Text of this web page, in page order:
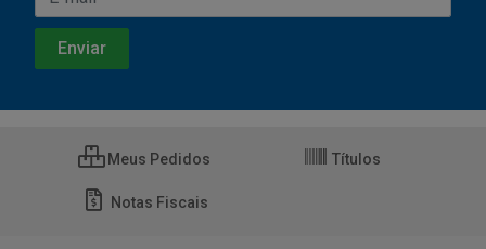
Meus Pedidos Títulos
Notas Fiscais